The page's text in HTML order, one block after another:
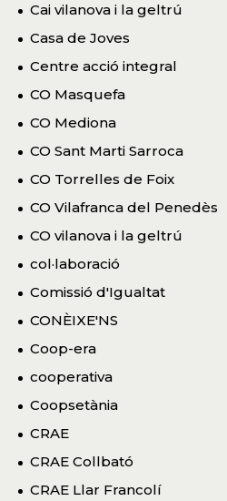
Cai vilanova i la geltrú
Casa de Joves
Centre acció integral
CO Masquefa
CO Mediona
CO Sant Marti Sarroca
CO Torrelles de Foix
CO Vilafranca del Penedès
CO vilanova i la geltrú
col·laboració
Comissió d'Igualtat
CONÈIXE'NS
Coop-era
cooperativa
Coopsetània
CRAE
CRAE Collbató
CRAE Llar Francolí